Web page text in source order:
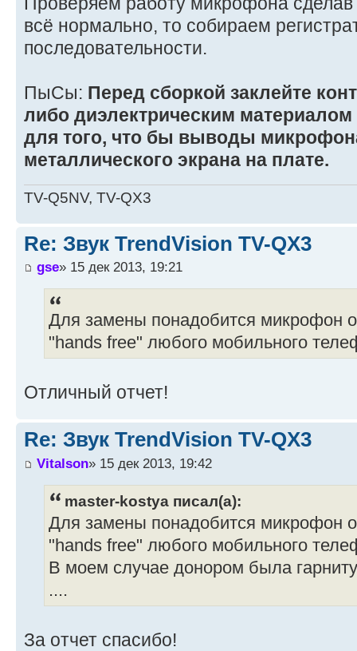
всё нормально, то собираем
последовательности.
ПыСы: Перед сборкой заклейте
либо диэлектрическим
для того, что бы выводы
металлического экрана на плате.
TV-Q5NV, TV-QX3
Re: Звук TrendVision TV-QX3
gse» 15 дек 2013, 19:21
Для замены понадобится микрофон
"hands free" любого мобильного
Отличный отчет!
Re: Звук TrendVision TV-QX3
Vitalson» 15 дек 2013, 19:42
master-kostya писал(а):
Для замены понадобится микрофон
"hands free" любого мобильного
В моем случае донором была
....
За отчет спасибо!